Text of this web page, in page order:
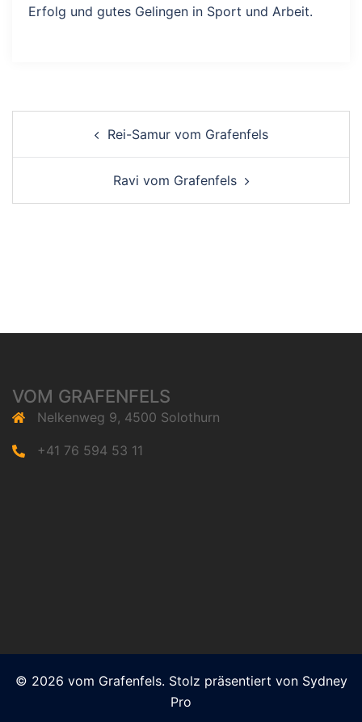
Erfolg und gutes Gelingen in Sport und Arbeit.
Rei-Samur vom Grafenfels
Ravi vom Grafenfels
VOM GRAFENFELS
Nelkenweg 9, 4500 Solothurn
+41 76 594 53 11
© 2026 vom Grafenfels. Stolz präsentiert von Sydney
Pro